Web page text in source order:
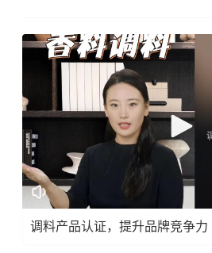
调料产品认证，提升品牌竞争力